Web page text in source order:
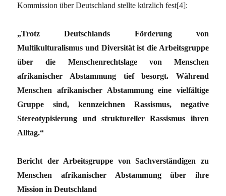
Kommission über Deutschland stellte kürzlich fest[4]:
„Trotz Deutschlands Förderung von
Multikulturalismus und Diversität ist die Arbeitsgruppe
über die Menschenrechtslage von Menschen
afrikanischer Abstammung tief besorgt. Während
Menschen afrikanischer Abstammung eine vielfältige
Gruppe sind, kennzeichnen Rassismus, negative
Stereotypisierung und struktureller Rassismus ihren
Alltag.“
Bericht der Arbeitsgruppe von Sachverständigen zu
Menschen afrikanischer Abstammung über ihre
Mission in Deutschland